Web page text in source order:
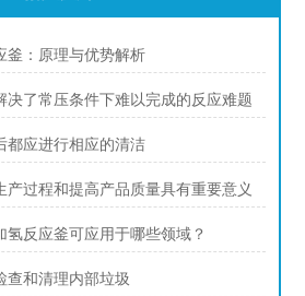
釜：原理与优势解析
决了常压条件下难以完成的反应难题
都应进行相应的清洁
产过程和提高产品质量具有重要意义
氢反应釜可应用于哪些领域？
查和清理内部垃圾